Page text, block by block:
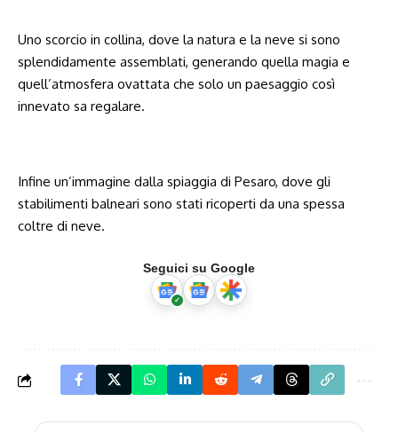
Uno scorcio in collina, dove la natura e la neve si sono
splendidamente assemblati, generando quella magia e
quell’atmosfera ovattata che solo un paesaggio così
innevato sa regalare.
Infine un’immagine dalla spiaggia di Pesaro, dove gli
stabilimenti balneari sono stati ricoperti da una spessa
coltre di neve.
Seguici su Google